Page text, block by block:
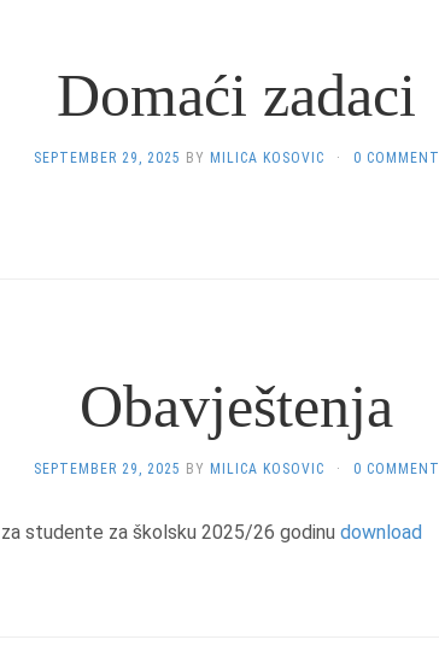
Domaći zadaci
SEPTEMBER 29, 2025 BY MILICA KOSOVIC · 0 COMMENT
Obavještenja
SEPTEMBER 29, 2025 BY MILICA KOSOVIC · 0 COMMENT
studente za školsku 2025/26 godinu download